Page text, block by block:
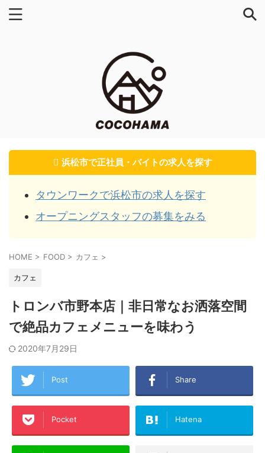
浜松市で正社員・バイトの求人を探す
タウンワークで浜松市の求人を探す
オープニングスタッフの募集をみる
HOME > FOOD > カフェ >
カフェ
トロンバ市野本店｜非日常なお洒落空間
で絶品カフェメニューを味わう
2020年7月29日
Post Share
Pocket Hatena